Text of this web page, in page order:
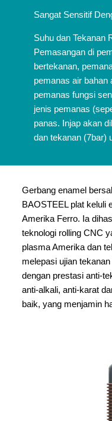
Sangat Sensitif
Suhu dan Tekanan
Pemasangan di
bertekanan,
pemanas air bahan
pemanas fungsi
jenis pemanas
panas. Injap akan
dan tekanan (7bar)
Gerbang enamel
BAOSTEEL plat keluli
Amerika Ferro. Ia
teknologi rolling CNC
plasma Amerika dan
melepasi ujian
dengan prestasi anti-
anti-alkali, anti-karat
baik, yang menjamin